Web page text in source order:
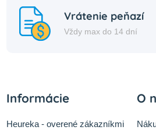
Vrátenie peňazí
Vždy max do 14 dní
Informácie
Heureka - overené zákazníkmi
O